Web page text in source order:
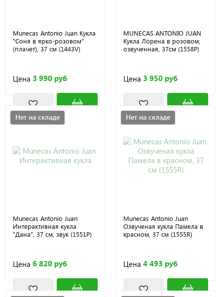
Munecas Antonio Juan Кукла
"Соня в ярко-розовом"
(плачет), 37 см (1443V)
Цена 3 990 руб
MUNECAS ANTONIO JUAN
Кукла Лорена в розовом,
озвученная, 37см (1558P)
Цена 3 950 руб
Нет на складе
Munecas Antonio Juan
Интерактивная кукла
"Дана", 37 см, звук (1551P)
Цена 6 820 руб
Нет на складе
Munecas Antonio Juan
Озвученая кукла Памела в
красном, 37 см (1555R)
Цена 4 493 руб